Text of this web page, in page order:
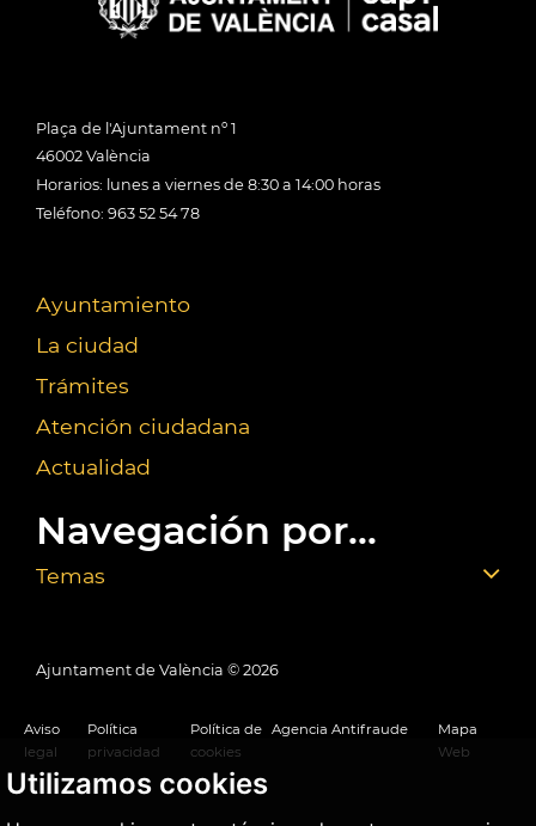
Utilizamos cookies
Plaça de l'Ajuntament nº 1
46002 València
Horarios: lunes a viernes de 8:30 a 14:00 horas
Teléfono: 963 52 54 78
Ayuntamiento
La ciudad
Trámites
Atención ciudadana
Actualidad
Navegación por...
Temas
Ajuntament de València © 2026
Aviso
legal
Política
privacidad
Política de
cookies
Agencia Antifraude
Mapa
Web